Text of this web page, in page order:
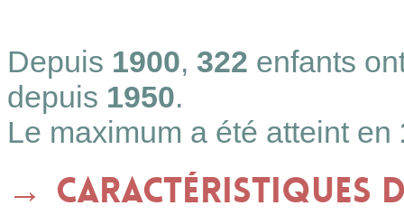
Depuis 1900, 322 enfants
depuis 1950.
Le maximum a été atteint en
Caractéristiques